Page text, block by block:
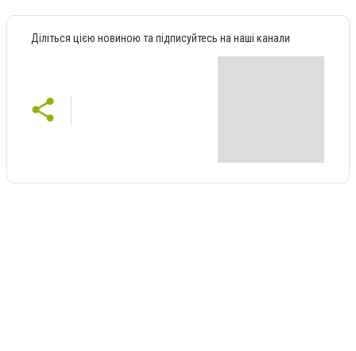
Діліться цією новиною та підписуйтесь на наші канали